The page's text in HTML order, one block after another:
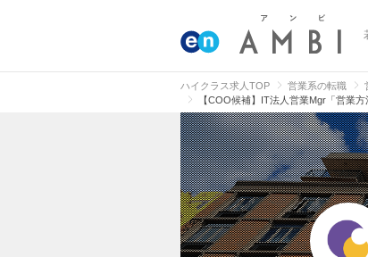
ハイクラス求人TOP 営業系の転職
【COO候補】IT法人営業Mgr「営業